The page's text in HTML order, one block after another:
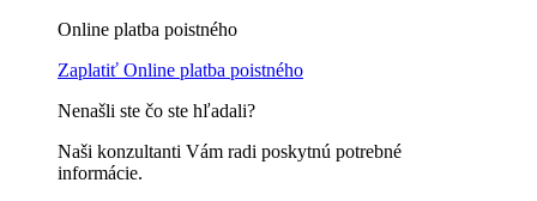
Online platba poistného
Zaplatiť Online platba poistného
Nenašli ste čo ste hľadali?
Naši konzultanti Vám radi poskytnú potrebné
informácie.